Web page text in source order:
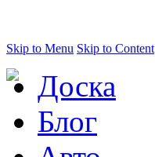
Skip to Menu Skip to Content
Доска
Блог